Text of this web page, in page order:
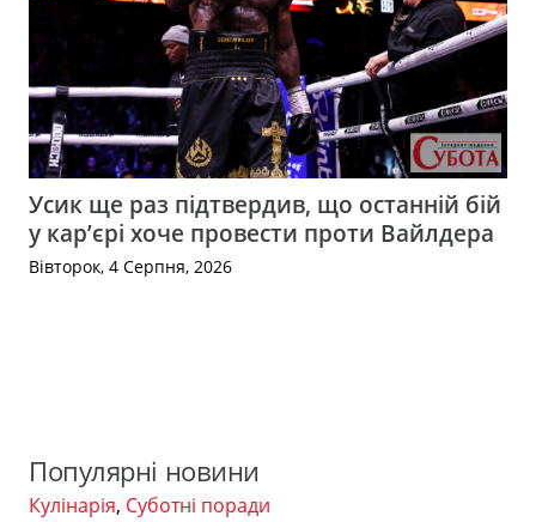
Усик ще раз підтвердив, що останній бій
у кар’єрі хоче провести проти Вайлдера
Вівторок, 4 Серпня, 2026
Популярні новини
Кулінарія, Суботні поради